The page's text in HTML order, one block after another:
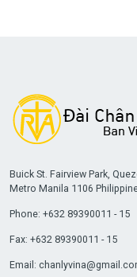
Buick St. Fairview Park,
Metro Manila 1106
Phone: +632 89390011 - 15
Fax: +632 89390011 - 15
Email: